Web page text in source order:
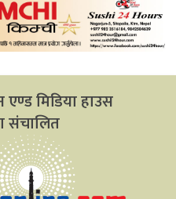
मिडिया हाउस
संचालित